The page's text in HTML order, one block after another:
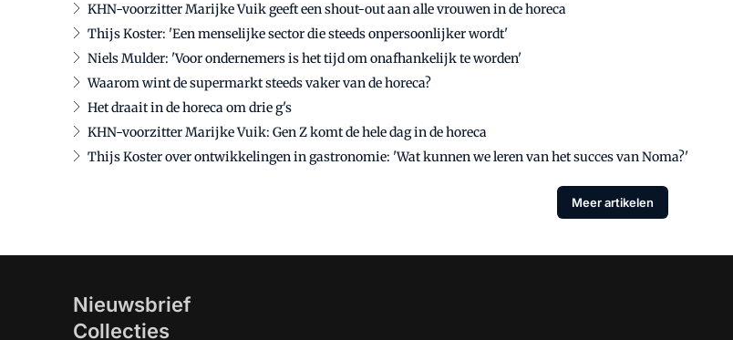
KHN-voorzitter Marijke Vuik geeft een shout-out aan alle vrouwen in de horeca
Thijs Koster: 'Een menselijke sector die steeds onpersoonlijker wordt'
Niels Mulder: 'Voor ondernemers is het tijd om onafhankelijk te worden'
Waarom wint de supermarkt steeds vaker van de horeca?
Het draait in de horeca om drie g's
KHN-voorzitter Marijke Vuik: Gen Z komt de hele dag in de horeca
Thijs Koster over ontwikkelingen in gastronomie: 'Wat kunnen we leren van het succes van Noma?'
Meer artikelen
Nieuwsbrief
Collecties